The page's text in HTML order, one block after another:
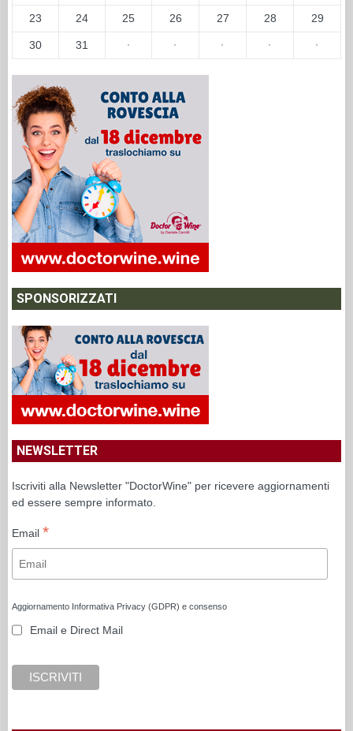
23 24 25 26 27 28 29
30 31 · · · · ·
SPONSORIZZATI
NEWSLETTER
Iscriviti alla Newsletter "DoctorWine" per ricevere aggiornamenti
ed essere sempre informato.
Email *
Aggiornamento Informativa Privacy (GDPR) e consenso
Email e Direct Mail